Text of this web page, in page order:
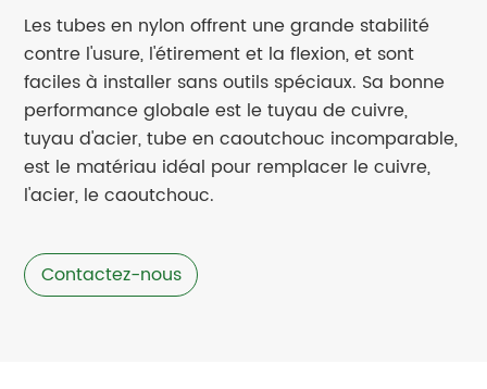
Les tubes en nylon offrent une grande stabilité
contre l'usure, l'étirement et la flexion, et sont
faciles à installer sans outils spéciaux. Sa bonne
performance globale est le tuyau de cuivre,
tuyau d'acier, tube en caoutchouc incomparable,
est le matériau idéal pour remplacer le cuivre,
l'acier, le caoutchouc.
Contactez-nous